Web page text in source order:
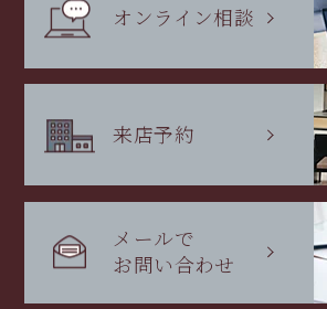
オンライン相談
来店予約
メールで
お問い合わせ